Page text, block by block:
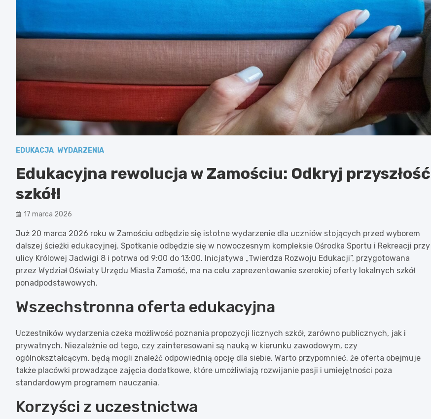
EDUKACJA WYDARZENIA
Edukacyjna rewolucja w Zamościu: Odkryj przyszłość
szkół!
17 marca 2026
Już 20 marca 2026 roku w Zamościu odbędzie się istotne wydarzenie dla uczniów stojących przed wyborem
dalszej ścieżki edukacyjnej. Spotkanie odbędzie się w nowoczesnym kompleksie Ośrodka Sportu i Rekreacji przy
ulicy Królowej Jadwigi 8 i potrwa od 9:00 do 13:00. Inicjatywa „Twierdza Rozwoju Edukacji”, przygotowana
przez Wydział Oświaty Urzędu Miasta Zamość, ma na celu zaprezentowanie szerokiej oferty lokalnych szkół
ponadpodstawowych.
Wszechstronna oferta edukacyjna
Uczestników wydarzenia czeka możliwość poznania propozycji licznych szkół, zarówno publicznych, jak i
prywatnych. Niezależnie od tego, czy zainteresowani są nauką w kierunku zawodowym, czy
ogólnokształcącym, będą mogli znaleźć odpowiednią opcję dla siebie. Warto przypomnieć, że oferta obejmuje
także placówki prowadzące zajęcia dodatkowe, które umożliwiają rozwijanie pasji i umiejętności poza
standardowym programem nauczania.
Korzyści z uczestnictwa